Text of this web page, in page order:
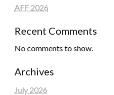
AFF 2026
Recent Comments
No comments to show.
Archives
July 2026